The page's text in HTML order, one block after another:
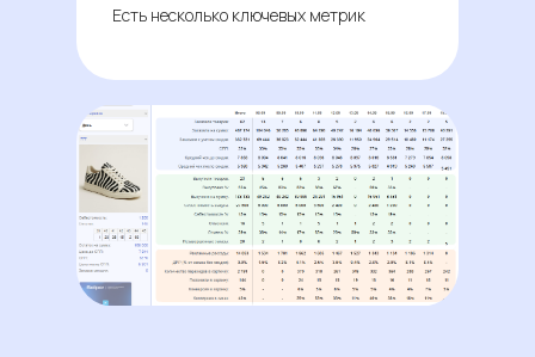
Есть несколько ключевых метрик